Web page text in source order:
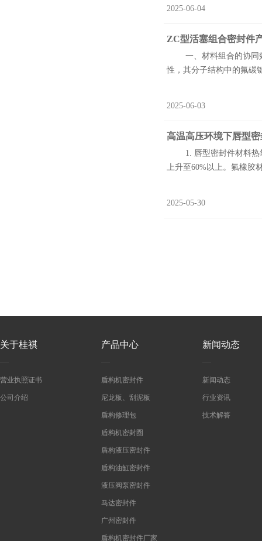
2025-06-04
ZC型活塞组合密封件
一、材料组合的协同效
性，其分子结构中的氟碳
2025-06-03
高温高压环境下唇型
1. 唇型密封件材料热氧
上升至60%以上。氟橡胶
2025-05-30
关于桂祺
营业执照证书
公司介绍
产品中心
盾构机密封件
尼龙板、刮泥板
盾构修理包
盾构机密封圈
盾构液压密封件
盾构油缸密封件
液压阀泵密封件
马达密封件
广州密封件
盾构机密封件厂家
新闻动态
新闻动态
行业资讯
技术解答